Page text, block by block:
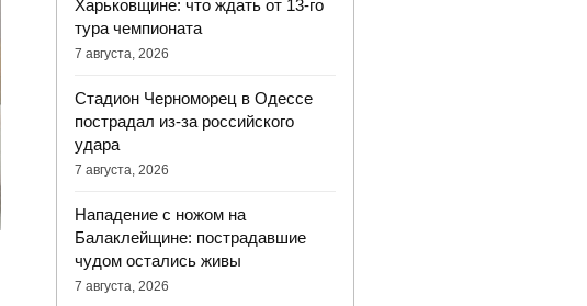
Харьковщине: что ждать от 13-го
тура чемпионата
7 августа, 2026
Стадион Черноморец в Одессе
пострадал из-за российского
удара
7 августа, 2026
Нападение с ножом на
Балаклейщине: пострадавшие
чудом остались живы
7 августа, 2026